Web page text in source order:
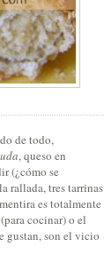
de todo,
, queso en
(¿cómo se
rallada, tres tarrinas
es totalmente
cocinar) o el
gustan, son el vicio